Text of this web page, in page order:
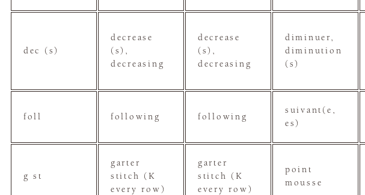
dec (s)
decrease
(s),
decreasing
decrease
(s),
decreasing
diminuer,
diminution
(s)
foll following following
suivant(e,
es)
g st
garter
stitch (K
every row)
garter
stitch (K
every row)
point
mousse